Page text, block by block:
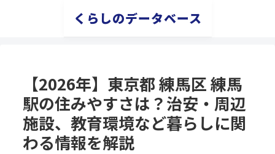
くらしのデータベース
【2026年】東京都 練馬区 練馬
駅の住みやすさは？治安・周辺
施設、教育環境など暮らしに関
わる情報を解説